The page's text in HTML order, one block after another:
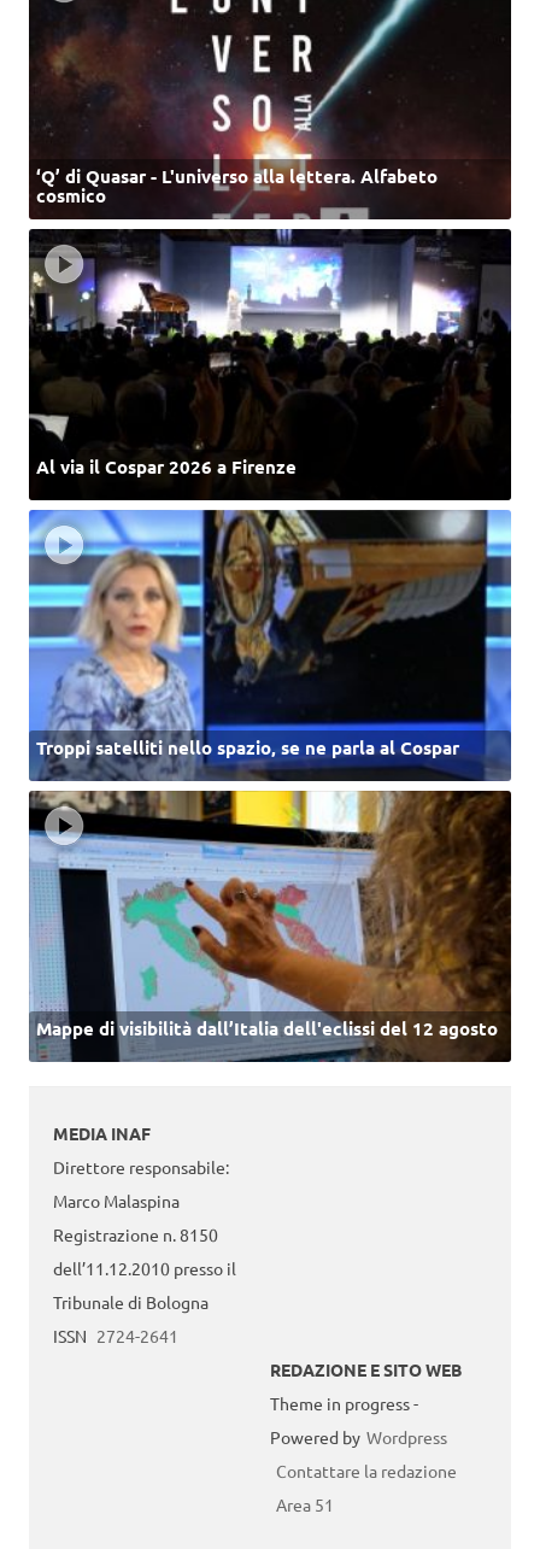
‘Q’ di Quasar - L'universo alla lettera. Alfabeto
cosmico
Al via il Cospar 2026 a Firenze
Troppi satelliti nello spazio, se ne parla al Cospar
Mappe di visibilità dall’Italia dell'eclissi del 12 agosto
MEDIA INAF
Direttore responsabile:
Marco Malaspina
Registrazione n. 8150
dell’11.12.2010 presso il
Tribunale di Bologna
ISSN 2724-2641
REDAZIONE E SITO WEB
Theme in progress -
Powered by Wordpress
Contattare la redazione
Area 51